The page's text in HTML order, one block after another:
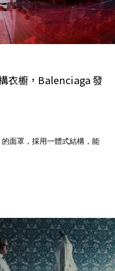
衣櫥，Balenciaga 發
面罩，採用一體式結構，能